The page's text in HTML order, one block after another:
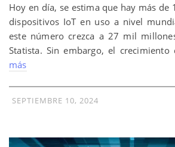
Hoy en día, se estima que hay más
dispositivos IoT en uso a nivel
este número crezca a 27 mil
Statista. Sin embargo, el crecimiento
más
SEPTIEMBRE 10, 2024